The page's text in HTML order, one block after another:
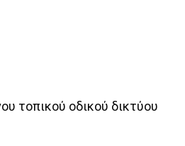
τοπικού οδικού δικτύου